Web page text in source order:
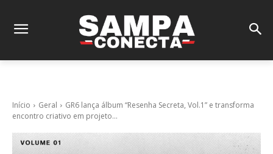
Início Geral
GR6 lança álbum “Resenha Secreta, Vol.1” e transforma
encontro criativo em projeto...